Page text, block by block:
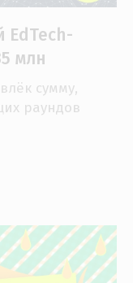
EdTech-
млн
сумму,
раундов